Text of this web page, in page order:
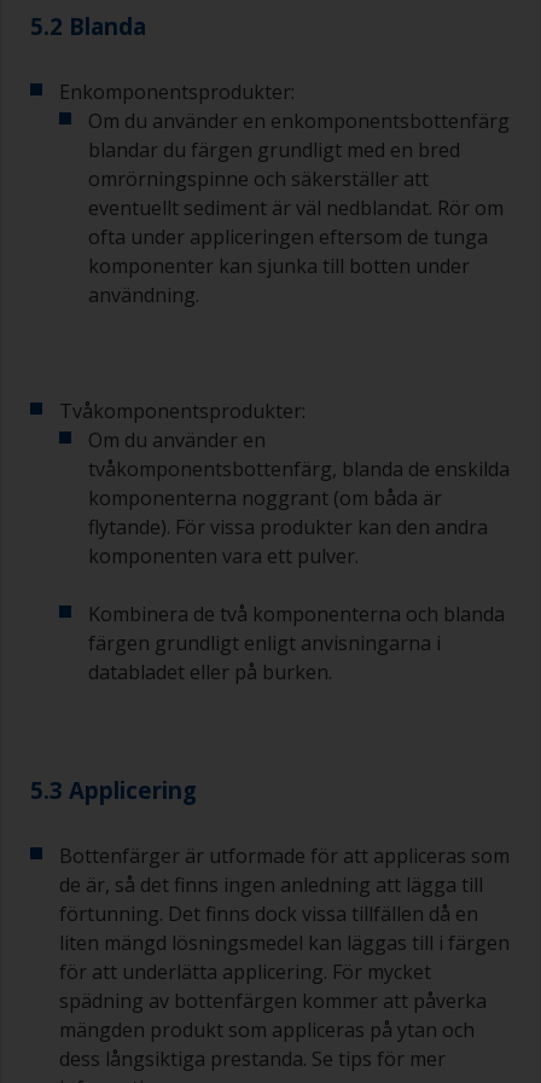
Kvaliteten på de penslar som krävs för
används för applicering av lackgrundfärg eller
lackfärg.
För att minimera penseldrag kan du hålla
penseln i 45 graders vinkel mot ytan.
För att rengöra penslar, häll upp lite förtunning i
en lämplig behållare så att du kan göra rent dem
om dess borst börjar täppas till på grund av
härdad eller förtjockad färg.
Om du märker av rinningar när färgen appliceras
är den antingen för tunn eller så använder du för
mycket.
Undvik att använda färg direkt från burken
eftersom det kan medföra kontaminering och
att färgen åldras i förtid på grund av avdunstning
förväntar dig att använda inom 30 minuter i en
separat behållare.
Gamla syltburkar eller torra, rena plåtburkar kan
färg och härdare för de mindre jobben.
bottenfärg måste du se till att övermålningstiden
mellan sista appliceringen av epoxigrundfärgen
och det första skiktet bottenfärg inte är längre
än vad som anges i databladet eller på etiketten.
Detta gäller särskilt för epoxibaserade
grundfärger. Om du missar det här intervallet
måste du antingen slipa grundfärgen eller
applicera ett till skikt och se till att du inte missar
övermålningsintervallet vid detta andra försök.
5.2 Blanda
Enkomponentsprodukter:
Om du använder en enkomponentsbottenfärg
blandar du färgen grundligt med en bred
omrörningspinne och säkerställer att
eventuellt sediment är väl nedblandat. Rör om
ofta under appliceringen eftersom de tunga
komponenter kan sjunka till botten under
användning.
Tvåkomponentsprodukter:
Om du använder en
tvåkomponentsbottenfärg, blanda de enskilda
komponenterna noggrant (om båda är
flytande). För vissa produkter kan den andra
komponenten vara ett pulver.
Kombinera de två komponenterna och blanda
färgen grundligt enligt anvisningarna i
databladet eller på burken.
5.3 Applicering
Bottenfärger är utformade för att appliceras som
de är, så det finns ingen anledning att lägga till
förtunning. Det finns dock vissa tillfällen då en
liten mängd lösningsmedel kan läggas till i färgen
för att underlätta applicering. För mycket
spädning av bottenfärgen kommer att påverka
mängden produkt som appliceras på ytan och
dess långsiktiga prestanda. Se tips för mer